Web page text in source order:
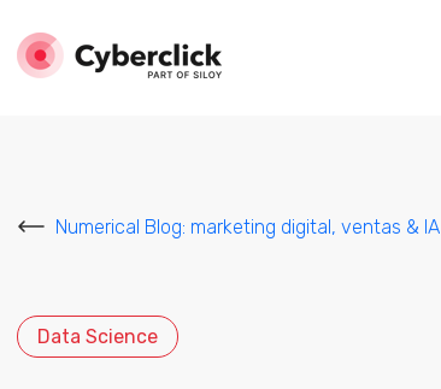
Numerical Blog: marketing digital, ventas & IA
Data Science